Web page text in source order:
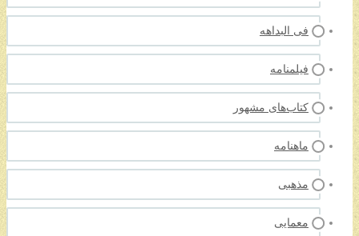
فی البداهه
فیلمنامه
کتاب‌های مشهور
ماهنامه
مذهبی
معمایی